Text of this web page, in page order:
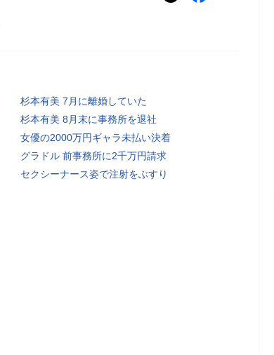
杉本有美 7月に離婚していた
杉本有美 8月末に事務所を退社
女優の2000万円ギャラ未払い決着
グラドル 前事務所に2千万円請求
セクシーナース姿で注射をぶすり